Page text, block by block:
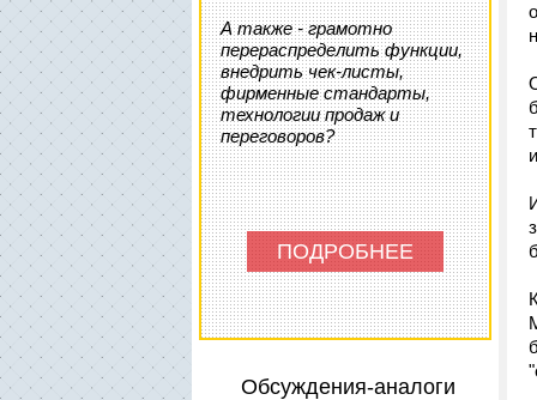
А также - грамотно
перераспределить функции,
внедрить чек-листы,
фирменные стандарты,
технологии продаж и
переговоров?
ПОДРОБНЕЕ
Обсуждения-аналоги